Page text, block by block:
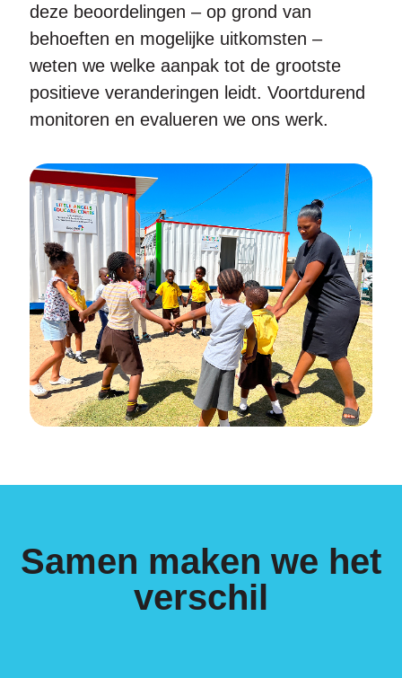
deze beoordelingen – op grond van
behoeften en mogelijke uitkomsten –
weten we welke aanpak tot de grootste
positieve veranderingen leidt. Voortdurend
monitoren en evalueren we ons werk.
Samen maken we het
verschil